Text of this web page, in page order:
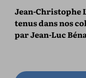
Jean-Christophe
tenus dans nos
par Jean-Luc